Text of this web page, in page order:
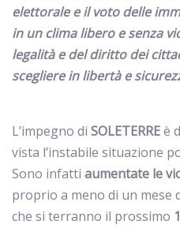
elettorale e il voto delle
in un clima libero e senza
legalità e del diritto dei
scegliere in libertà e
L’impegno di SOLETERREè
vista l’instabile situazione
Sono infatti aumentate le
proprio a meno di un mese
che si terranno il prossimo